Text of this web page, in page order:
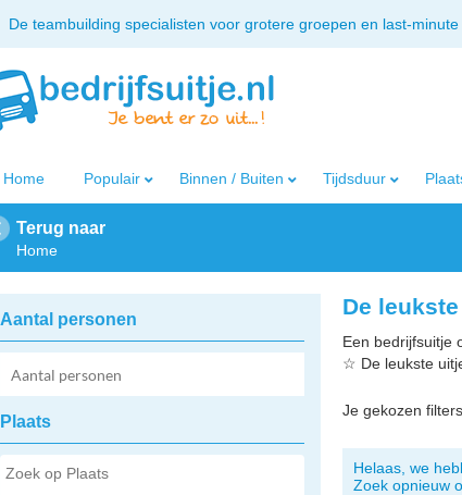
De teambuilding specialisten voor grotere groepen en last-
Home Populair Binnen / Buiten Tijdsduur
Terug naar
Home
Aantal personen
Plaats
De
Een bedrijfsuitje
☆ De leukste
Je gekozen
Helaas, we
Zoek opnieuw